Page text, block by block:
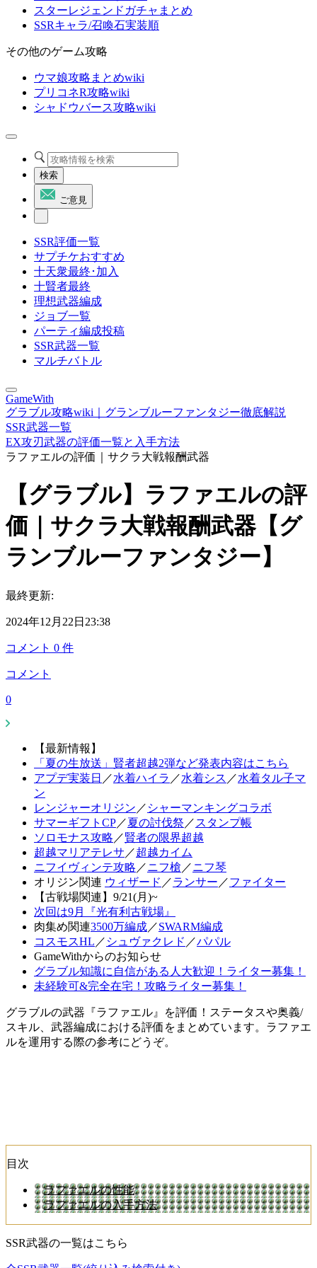
スターレジェンドガチャまとめ
SSRキャラ/召喚石実装順
その他のゲーム攻略
ウマ娘攻略まとめwiki
プリコネR攻略wiki
シャドウバース攻略wiki
検索
ご意見
SSR評価一覧
サプチケおすすめ
十天衆最終･加入
十賢者最終
理想武器編成
ジョブ一覧
パーティ編成投稿
SSR武器一覧
マルチバトル
GameWith
グラブル攻略wiki｜グランブルーファンタジー徹底解説
SSR武器一覧
EX攻刃武器の評価一覧と入手方法
ラファエルの評価｜サクラ大戦報酬武器
【グラブル】ラファエルの評
価｜サクラ大戦報酬武器【グ
ランブルーファンタジー】
最終更新:
2024年12月22日23:38
コメント 0 件
コメント
0
【最新情報】
「夏の生放送」賢者超越2弾など発表内容はこちら
アプデ実装日 ／水着ハイラ ／水着シス ／水着タル子マ
ン
レンジャーオリジン ／ シャーマンキングコラボ
サマーギフトCP／夏の討伐祭 ／ スタンプ帳
ソロモナス攻略 ／賢者の限界超越
超越マリアテレサ ／超越カイム
ニフイヴィンテ攻略 ／ニフ槍 ／ニフ琴
オリジン関連 ウィザード ／ランサー ／ファイター
【古戦場関連】9/21(月)~
次回は9月『光有利古戦場』
肉集め関連3500万編成／SWARM編成
コスモスHL ／ シュヴァクレド ／パパル
GameWithからのお知らせ
グラブル知識に自信がある人大歓迎！ライター募集！
未経験可&完全在宅！攻略ライター募集！
グラブルの武器『ラファエル』を評価！ステータスや奥義/
スキル、武器編成における評価をまとめています。ラファエ
ルを運用する際の参考にどうぞ。
目次
ラファエルの性能
ラファエルの入手方法
SSR武器の一覧はこちら